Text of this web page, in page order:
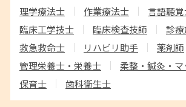
理学療法士
作業療法士
言語聴
臨床工学技士
臨床検査技師
診
救急救命士
リハビリ助手
薬剤師
管理栄養士・栄養士
柔整・鍼灸・
保育士
歯科衛生士